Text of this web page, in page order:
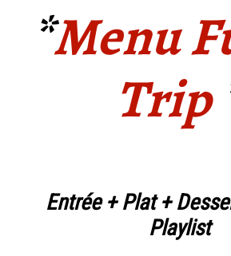
*Menu
Trip
Entrée + Plat +
Playlist